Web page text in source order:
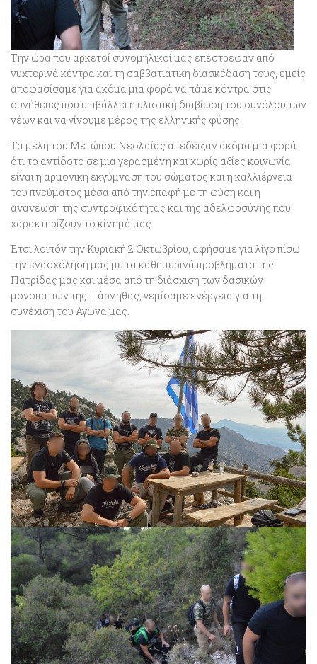
Την ώρα που αρκετοί συνομήλικοί μας επέστρεφαν από
νυχτερινά κέντρα και τη σαββατιάτικη διασκέδασή τους, εμείς
αποφασίσαμε για ακόμα μια φορά να πάμε κόντρα στις
συνήθειες που επιβάλλει η υλιστική διαβίωση του συνόλου των
νέων και να γίνουμε μέρος της ελληνικής φύσης.
Τα μέλη του Μετώπου Νεολαίας απέδειξαν ακόμα μια φορά
ότι το αντίδοτο σε μια γερασμένη και χωρίς αξίες κοινωνία,
είναι η αρμονική εκγύμναση του σώματος και η καλλιέργεια
του πνεύματος μέσα από την επαφή με τη φύση και η
ανανέωση της συντροφικότητας και της αδελφοσύνης που
χαρακτηρίζουν το κίνημά μας.
Έτσι λοιπόν την Κυριακή 2 Οκτωβρίου, αφήσαμε για λίγο πίσω
την ενασχόλησή μας με τα καθημερινά προβλήματα της
Πατρίδας μας και μέσα από τη διάσχιση των δασικών
μονοπατιών της Πάρνηθας, γεμίσαμε ενέργεια για τη
συνέχιση του Αγώνα μας.